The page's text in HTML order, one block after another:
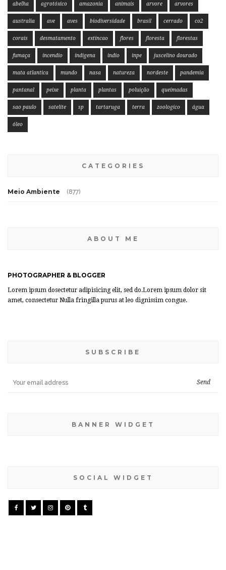
abelha agrotóxico amazonia animais arvore arvores
australia ave aves biodiversidade brasil cerrado co2
corais desmatamento extincao flores floresta florestas
fumaça incendio indigena indio inpe juscelino dourado
mata atlantica mundo nasa natureza nordeste pandemia
pantanal peixe planta plantas poluição queimadas
sao paulo satelite sp tartaruga terra zoologico água
óleo
CATEGORIES
Meio Ambiente (877)
ABOUT ME
PHOTOGRAPHER & BLOGGER
Lorem ipsum dosectetur adipisicing elit, sed do.Lorem ipsum dolor sit
amet, consectetur Nulla fringilla purus at leo dignissim congue.
SUBSCRIBE
BANNER WIDGET
SOCIAL WIDGET